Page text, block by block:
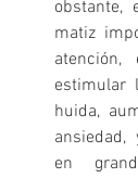
obstante,
matiz
estimular
huida,
en